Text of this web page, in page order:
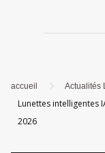
accueil 5 Actualités
Lunettes intelligentes
2026